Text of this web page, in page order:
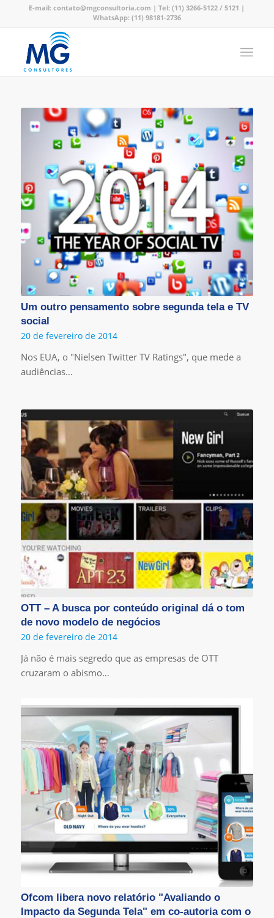
E-mail:contato@mgconsultoria.com |Tel: (11) 3266-5122 / 5121 |
WhatsApp: (11) 98181-2736
Um outro pensamento sobre segunda tela e TV
social
20 de fevereiro de 2014
Nos EUA, o "Nielsen Twitter TV Ratings", que mede a
audiências…
OTT – A busca por conteúdo original dá o tom
de novo modelo de negócios
20 de fevereiro de 2014
Já não é mais segredo que as empresas de OTT
cruzaram o abismo…
Ofcom libera novo relatório "Avaliando o
Impacto da Segunda Tela" em co-autoria com o